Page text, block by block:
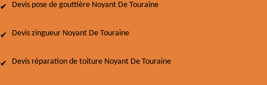
Devis pose de gouttière Noyant De Touraine
Devis zingueur Noyant De Touraine
Devis réparation de toiture Noyant De Touraine